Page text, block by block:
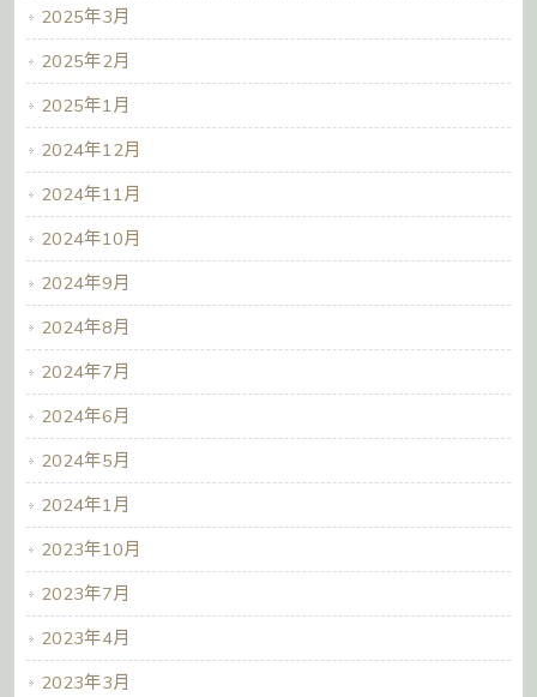
2025年3月
2025年2月
2025年1月
2024年12月
2024年11月
2024年10月
2024年9月
2024年8月
2024年7月
2024年6月
2024年5月
2024年1月
2023年10月
2023年7月
2023年4月
2023年3月